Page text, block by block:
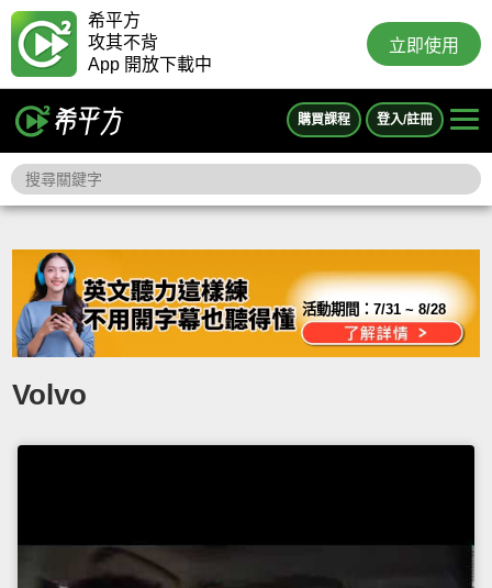
希平方
攻其不背
App 開放下載中
立即使用
購買課程 登入/註冊
活動期間：7/31 ~ 8/28
Volvo